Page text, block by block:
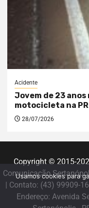
Acidente
Jovem de 23
motocicleta na
28/07/2026
Copyright © 2015-
Comunicação
| Contato: (43) 99909-
Endereço: Avenida
Usamos cookies para